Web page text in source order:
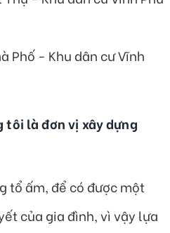
Phố - Khu dân cư Vĩnh
tôi là đơn vị xây dựng
tổ ấm, để có được một
của gia đình, vì vậy lựa